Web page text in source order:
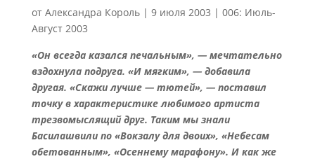
от Александра Король| 9 июля 2003 | 006: Июль-
Август 2003
«Он всегда казался печальным», — мечтательно
вздохнула подруга. «И мягким», — добавила
другая. «Скажи лучше — тютей», — поставил
точку в характеристике любимого артиста
трезвомыслящий друг. Таким мы знали
Басилашвили по «Вокзалу для двоих», «Небесам
обетованным», «Осеннему марафону». И как же